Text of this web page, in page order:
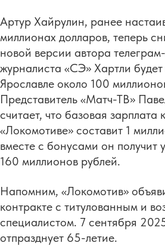
Артур Хайрулин, ранее
миллионах долларов, теперь
новой версии автора
журналиста «СЭ» Хартли будет
Ярославле около 100
Представитель «Матч-ТВ»
считает, что базовая зарплата
«Локомотиве» составит 1
вместе с бонусами он получит
160 миллионов рублей.
Напомним, «Локомотив»
контракте с титулованным и
специалистом. 7 сентября
отпразднует 65-летие.